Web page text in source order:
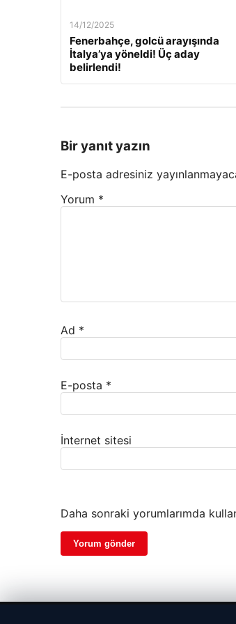
14/12/2025
Fenerbahçe, golcü arayışında
İtalya’ya yöneldi! Üç aday
belirlendi!
Bir yanıt yazın
E-posta adresiniz
Yorum *
Ad *
E-posta *
İnternet sitesi
Daha sonraki yorumlarımda